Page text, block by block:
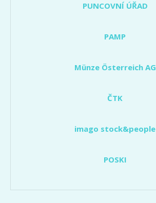
PUNCOVNÍ ÚŘAD
PAMP
Münze Österreich AG
ČTK
imago stock&people
POSKI